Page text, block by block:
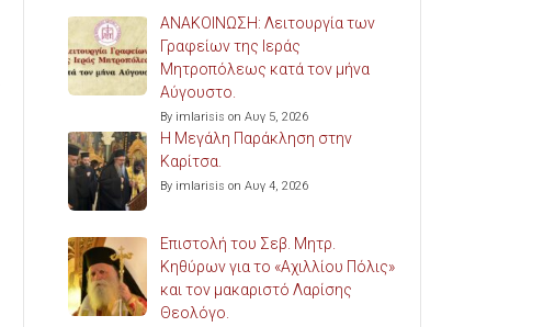
ΑΝΑΚΟΙΝΩΣΗ: Λειτουργία των
Γραφείων της Ιεράς
Μητροπόλεως κατά τον μήνα
Αύγουστο.
By imlarisis on Αυγ 5, 2026
Η Μεγάλη Παράκληση στην
Καρίτσα.
By imlarisis on Αυγ 4, 2026
Επιστολή του Σεβ. Μητρ.
Κηθύρων για το «Αχιλλίου Πόλις»
και τον μακαριστό Λαρίσης
Θεολόγο.